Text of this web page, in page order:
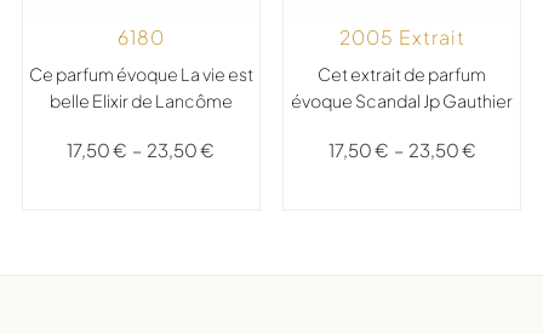
6180
Ce parfum évoque La vie est
belle Elixir de Lancôme
17,50€ – 23,50€
2005 Extrait
Cet extrait de parfum
évoque Scandal Jp Gauthier
17,50€ – 23,50€